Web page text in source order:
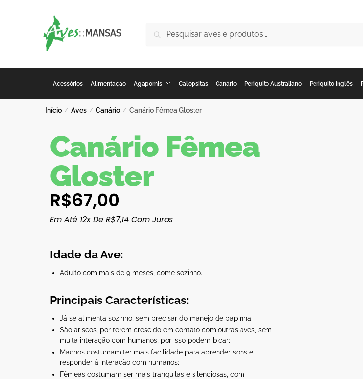
Pesquisar
Acessórios Alimentação Agapornis Calopsitas Canário Periquito Australiano Periquito Inglês
Início / Aves / Canário / Canário Fêmea Gloster
Canário Fêmea
Gloster
R$67,00
Em Até 12x De R$7,14 Com Juros
Idade da Ave:
Adulto com mais de 9 meses, come sozinho.
Principais Características:
Já se alimenta sozinho, sem precisar do manejo de papinha;
São ariscos, por terem crescido em contato com outras aves, sem
muita interação com humanos, por isso podem bicar;
Machos costumam ter mais facilidade para aprender sons e
responder à interação com humanos;
Fêmeas costumam ser mais tranquilas e silenciosas, com